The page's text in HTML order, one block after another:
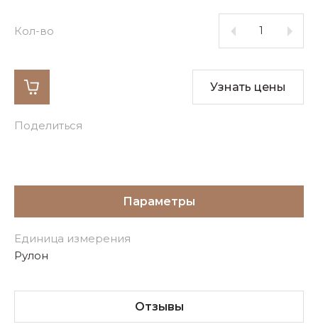
Кол-во
Узнать цены
Поделиться
Параметры
Единица измерения
Рулон
Отзывы